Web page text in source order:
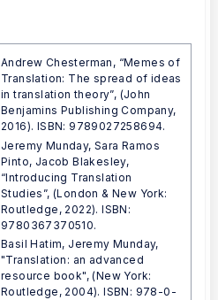
Andrew Chesterman, “Memes of
Translation: The spread of ideas
in translation theory”, (John
Benjamins Publishing Company,
2016). ISBN: 9789027258694.
Jeremy Munday, Sara Ramos
Pinto, Jacob Blakesley,
“Introducing Translation
Studies”, (London & New York:
Routledge, 2022). ISBN:
9780367370510.
Basil Hatim, Jeremy Munday,
"Translation: an advanced
resource book", (New York:
Routledge, 2004). ISBN: 978-0-